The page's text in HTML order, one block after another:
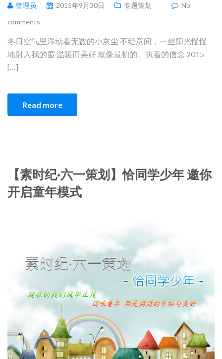
管理员 2015年9月30日 专题策划
No
comments
冬日空气里浮动着无数的小灰尘 不经意间，一丝阳光慢慢
地射入我的窗 温暖而美好 就像最初的、执着的信念 2015
[…]
Read more
【素时纪·六一策划】恰同学少年 邀你
开启童年模式